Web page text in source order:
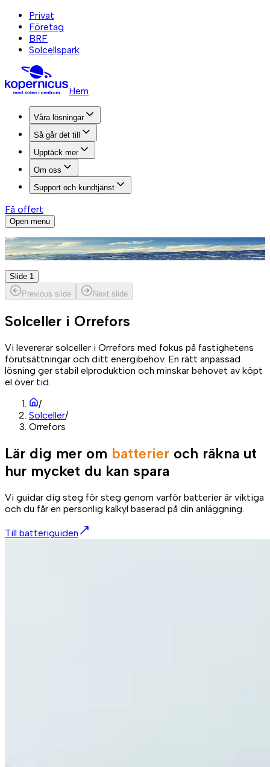
Privat
Företag
BRF
Solcellspark
Hem
Våra lösningar
Så går det till
Upptäck mer
Om oss
Support och kundtjänst
Få offert
Open menu
Slide 1
Previous slide
Next slide
Solceller i Orrefors
Vi levererar solceller i Orrefors med fokus på fastighetens
förutsättningar och ditt energibehov. En rätt anpassad
lösning ger stabil elproduktion och minskar behovet av köpt
el över tid.
/
Solceller/
Orrefors
Lär dig mer om batterier och räkna ut
hur mycket du kan spara
Vi guidar dig steg för steg genom varför batterier är viktiga
och du får en personlig kalkyl baserad på din anläggning.
Till batteriguiden